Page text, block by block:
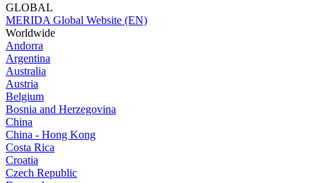
GLOBAL
MERIDA Global Website (EN)
Worldwide
Andorra
Argentina
Australia
Austria
Belgium
Bosnia and Herzegovina
China
China - Hong Kong
Costa Rica
Croatia
Czech Republic